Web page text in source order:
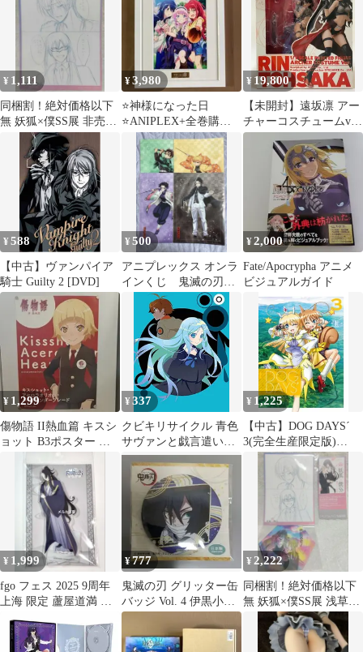
¥ 1,111
同梱割！絶対価格以下
無 妖狐×僕SS展 非売品
来場特典 下描きカード
①未使用
¥3,980
⭐神様になった日
⭐ANIPLEX+全巻購入
特典 キャラファイング
ラフ Key
¥ 19,800
【未開封】遠坂凛 アー
チャーコスチュームver.
Fate/stay night
¥588
【中古】ヴァンパイア
騎士 Guilty 2 [DVD]
¥500
アニプレックス オンラ
インくじ 鬼滅の刃
クリアファイル2枚セッ
ト 4種まとめ
¥2,000
Fate/Apocrypha アニメ
ビジュアルガイド
¥ 1,299
傷物語 II熱血篇 キスシ
ョット B3ポスター ア
¥337
クビキリサイクル 青色
サヴァンと戯言遣い
1(完全生産限定版)
[Blu-ray]
¥ 1,225
【中古】DOG DAYS´
3(完全生産限定版)
[DVD]
¥ 1,999
fgo フェス 2025 9周年
上海 限定 蘆屋道満 ア
¥777
鬼滅の刃 グリッター缶
バッジ Vol. 4 伊黒小芭
内
¥ 2,222
同梱割！絶対価格以下
無 妖狐×僕SS展 浅草会
場 非売品 来場特典 カ
ードセット